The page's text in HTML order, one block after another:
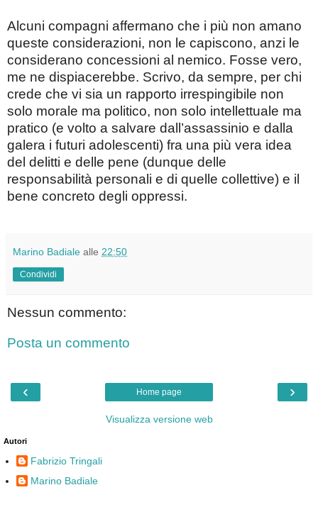
Alcuni compagni affermano che i più non amano
queste considerazioni, non le capiscono, anzi le
considerano concessioni al nemico. Fosse vero,
me ne dispiacerebbe. Scrivo, da sempre, per chi
crede che vi sia un rapporto irrespingibile non
solo morale ma politico, non solo intellettuale ma
pratico (e volto a salvare dall’assassinio e dalla
galera i futuri adolescenti) fra una più vera idea
del delitti e delle pene (dunque delle
responsabilità personali e di quelle collettive) e il
bene concreto degli oppressi.
Marino Badiale alle 22:50
Condividi
Nessun commento:
Posta un commento
‹ ›
Home page
Visualizza versione web
Autori
Fabrizio Tringali
Marino Badiale